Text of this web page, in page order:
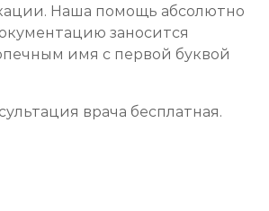
Наша помощь абсолютно
заносится
имя с первой буквой
врача бесплатная.